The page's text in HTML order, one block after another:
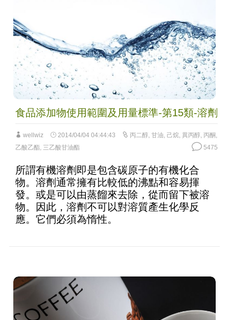
食品添加物使用範圍及用量標準-第15類-溶劑
wellwiz 2014/04/04 04:44:43 丙二醇, 甘油 己烷, 異丙醇, 丙酮
乙酸乙酯 三乙酸甘油酯 5475
所謂有機溶劑即是包含碳原子的有機化合
物。溶劑通常擁有比較低的沸點和容易揮
發。或是可以由蒸餾來去除，從而留下被溶
物。因此，溶劑不可以對溶質產生化學反
應。它們必須為惰性。